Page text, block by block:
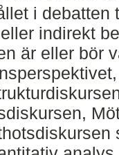
i debatten
indirekt
är eller bör